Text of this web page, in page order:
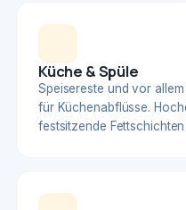
Küche & Spüle
Speisereste und vor
für Küchenabflüsse.
festsitzende